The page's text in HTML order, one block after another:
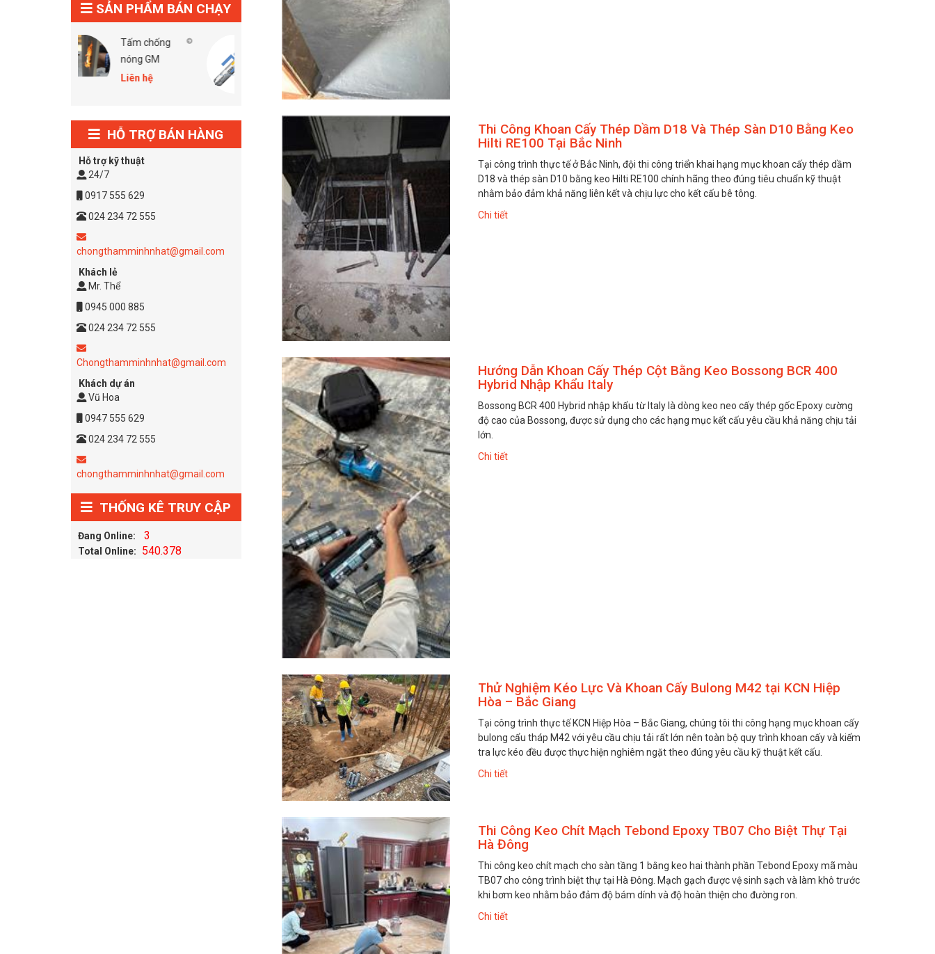
Thi Công Khoan Cấy Thép Dầm D18 Và Thép Sàn D10 Bằng Keo
Hilti RE100 Tại Bắc Ninh
Tại công trình thực tế ở Bắc Ninh, đội thi công triển khai hạng mục khoan cấy thép dầm
D18 và thép sàn D10 bằng keo Hilti RE100 chính hãng theo đúng tiêu chuẩn kỹ thuật
nhằm bảo đảm khả năng liên kết và chịu lực cho kết cấu bê tông.
Chi tiết
Hướng Dẫn Khoan Cấy Thép Cột Bằng Keo Bossong BCR 400
Hybrid Nhập Khẩu Italy
Bossong BCR 400 Hybrid nhập khẩu từ Italy là dòng keo neo cấy thép gốc Epoxy cường
độ cao của Bossong, được sử dụng cho các hạng mục kết cấu yêu cầu khả năng chịu tải
lớn.
Chi tiết
Thử Nghiệm Kéo Lực Và Khoan Cấy Bulong M42 tại KCN Hiệp
Hòa – Bắc Giang
Tại công trình thực tế KCN Hiệp Hòa – Bắc Giang, chúng tôi thi công hạng mục khoan cấy
bulong cẩu tháp M42 với yêu cầu chịu tải rất lớn nên toàn bộ quy trình khoan cấy và kiểm
tra lực kéo đều được thực hiện nghiêm ngặt theo đúng yêu cầu kỹ thuật kết cấu.
Chi tiết
Thi Công Keo Chít Mạch Tebond Epoxy TB07 Cho Biệt Thự Tại
Hà Đông
Thi công keo chít mạch cho sàn tầng 1 bằng keo hai thành phần Tebond Epoxy mã màu
TB07 cho công trình biệt thự tại Hà Đông. Mạch gạch được vệ sinh sạch và làm khô trước
khi bơm keo nhằm bảo đảm độ bám dính và độ hoàn thiện cho đường ron.
Chi tiết
SẢN PHẨM BÁN CHẠY
Keo chống
Vữa ngăn cháy
lan Hilti CP 636
Liên hệ
HỖ TRỢ BÁN HÀNG
Hỗ trợ kỹ thuật
24/7
0917 555 629
024 234 72 555
chongthamminhnhat@gmail.com
Khách lẻ
Mr. Thể
0945 000 885
024 234 72 555
Chongthamminhnhat@gmail.com
Khách dự án
Vũ Hoa
0947 555 629
024 234 72 555
chongthamminhnhat@gmail.com
THỐNG KÊ TRUY CẬP
Đang Online: 3
Total Online: 540.378